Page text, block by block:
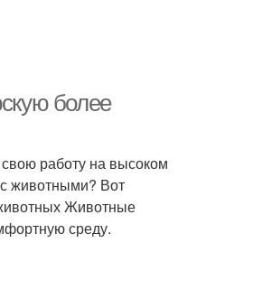
более
работу на высоком
животными? Вот
Животные
среду.